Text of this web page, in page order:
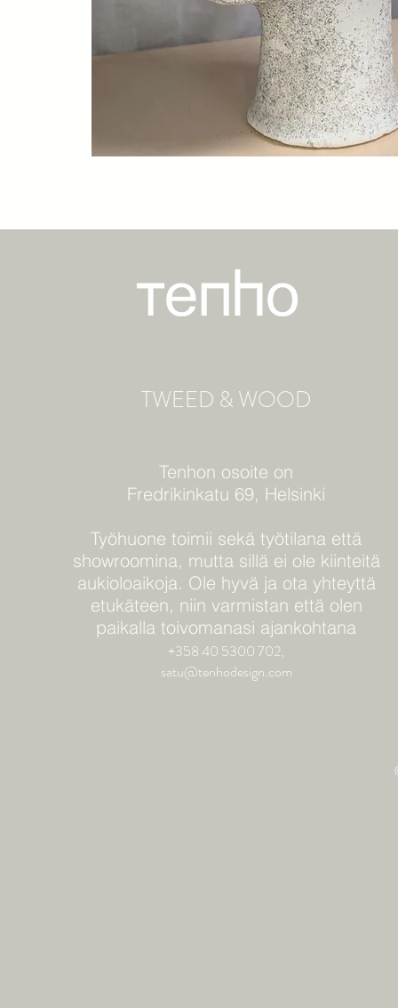
TWEED & WOOD
Tenhon osoite on
Fredrikinkatu 69, Helsinki
Työhuone toimii sekä työtilana että
showroomina, mutta sillä ei ole kiinteitä
aukioloaikoja. Ole hyvä ja ota yhteyttä
etukäteen, niin varmistan että olen
paikalla toivomanasi ajankohtana
+358 40 5300 702,
satu@tenhodesign.com